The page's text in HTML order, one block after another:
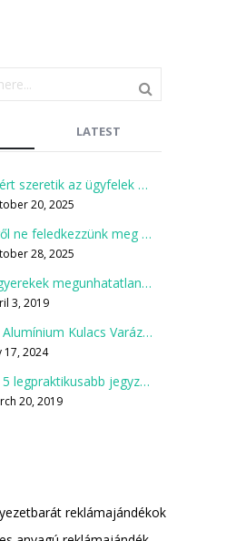
Miért szeretik az ügyfelek a zöld ajándékokat?
20, 2025
Kiről ne feledkezzünk meg a karácsonyi ajándékcsomagok összeállításakor?
28, 2025
A gyerekek megunhatatlan kedvence a ceruza
3, 2019
Az Alumínium Kulacs Varázsa: Miért Válaszd Te is?
17, 2024
Az 5 legpraktikusabb jegyzetfüzet, jegyzettömb
20, 2019
LATEST
reklámajándékok